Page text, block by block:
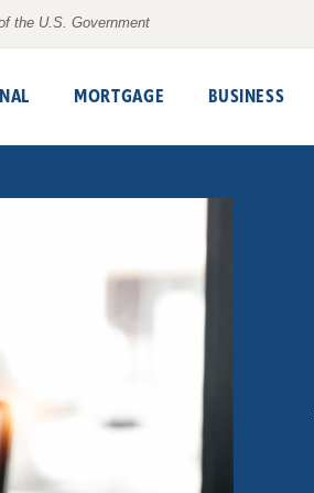
the U.S. Government
MORTGAGE BUSINESS